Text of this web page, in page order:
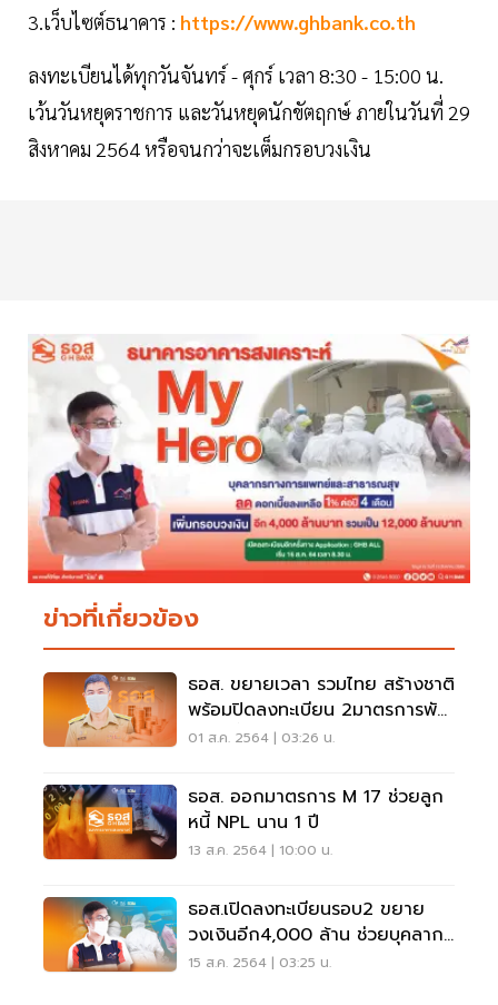
3.เว็บไซต์ธนาคาร : https://www.ghbank.co.th
ลงทะเบียนได้ทุกวันจันทร์ - ศุกร์ เวลา 8:30 - 15:00 น.
เว้นวันหยุดราชการ และวันหยุดนักขัตฤกษ์ ภายในวันที่ 29
สิงหาคม 2564 หรือจนกว่าจะเต็มกรอบวงเงิน
ข่าวที่เกี่ยวข้อง
ธอส. ขยายเวลา รวมไทย สร้างชาติ
พร้อมปิดลงทะเบียน 2มาตรการพัก
ชำระหนี้
01 ส.ค. 2564 | 03:26 น.
ธอส. ออกมาตรการ M 17 ช่วยลูก
หนี้ NPL นาน 1 ปี
13 ส.ค. 2564 | 10:00 น.
ธอส.เปิดลงทะเบียนรอบ2 ขยาย
วงเงินอีก4,000 ล้าน ช่วยบุคลากร
การแพทย์ สู้โควิด
15 ส.ค. 2564 | 03:25 น.